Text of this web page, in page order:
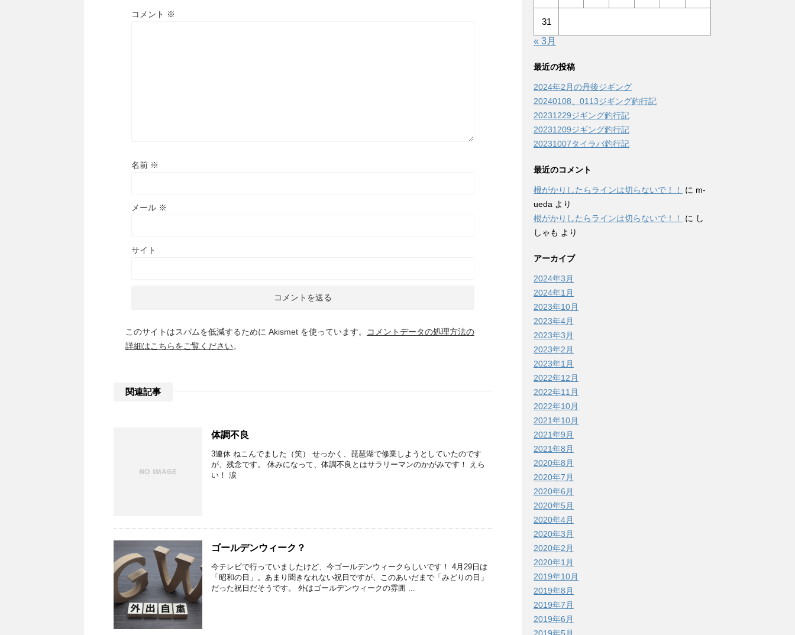
コメント ※
名前 ※
メール ※
サイト
このサイトはスパムを低減するために Akismet を使っています。
コメントデータの処理方法の
詳細はこちらをご覧ください。
関連記事
体調不良
3連休 ねこんでました（笑） せっかく、琵琶湖で修業しようとしていたのです
が、残念です。 休みになって、体調不良とはサラリーマンのかがみです！ えら
い！ 涙
ゴールデンウィーク？
今テレビで行っていましたけど、今ゴールデンウィークらしいです！ 4月29日は
「昭和の日」。あまり聞きなれない祝日ですが、このあいだまで「みどりの日」
だった祝日だそうです。 外はゴールデンウィークの雰囲 ...
31
« 3月
最近の投稿
2024年2月の丹後ジギング
20240108、0113ジギング釣行記
20231229ジギング釣行記
20231209ジギング釣行記
20231007タイラバ釣行記
最近のコメント
根がかりしたらラインは切らないで！！ に m-
ueda より
根がかりしたらラインは切らないで！！
に し
しゃも より
アーカイブ
2024年3月
2024年1月
2023年10月
2023年4月
2023年3月
2023年2月
2023年1月
2022年12月
2022年11月
2022年10月
2021年10月
2021年9月
2021年8月
2020年8月
2020年7月
2020年6月
2020年5月
2020年4月
2020年3月
2020年2月
2020年1月
2019年10月
2019年8月
2019年7月
2019年6月